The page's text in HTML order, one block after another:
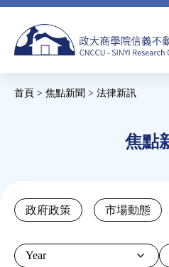
Jump
navigation
搜
焦點
首頁 > 焦點新聞 > 法律新訊
焦點
Back
to
政府政策 市場動態